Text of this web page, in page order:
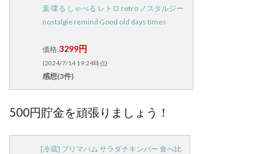
葉 喋る しゃべる レトロ retro ノスタルジー
nostalgie remind Good old days times
価格:3299円
(2024/7/14 19:24時点)
感想(3件)
500円貯金を頑張りましょう！
[冷蔵] プリマハム サラダチキンバー 食べ比